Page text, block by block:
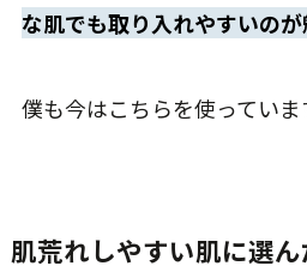
な肌でも取り入れやすいのが
僕も今はこちらを使っていま
肌荒れしやすい肌に選